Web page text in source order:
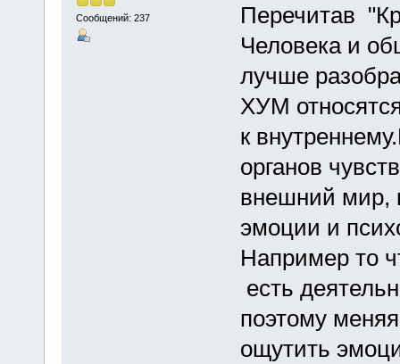
Сообщений: 237
Перечитав
Человека и
лучше
ХУМ
к
органов
внешний мир,
эмоции и
Например то
есть
поэтому
ощутить